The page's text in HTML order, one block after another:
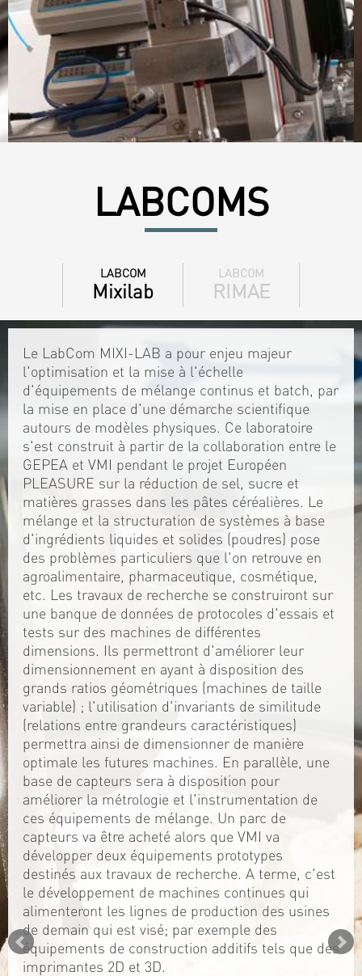
LABCOMS
LABCOM
Mixilab
LABCOM
RIMAE
Le LabCom MIXI-LAB a pour enjeu majeur
l'optimisation et la mise à l'échelle
d'équipements de mélange continus et batch, par
la mise en place d'une démarche scientifique
autours de modèles physiques. Ce laboratoire
s'est construit à partir de la collaboration entre le
GEPEA et VMI pendant le projet Européen
PLEASURE sur la réduction de sel, sucre et
matières grasses dans les pâtes céréalières. Le
mélange et la structuration de systèmes à base
d'ingrédients liquides et solides (poudres) pose
des problèmes particuliers que l'on retrouve en
agroalimentaire, pharmaceutique, cosmétique,
etc. Les travaux de recherche se construiront sur
une banque de données de protocoles d'essais et
tests sur des machines de différentes
dimensions. Ils permettront d'améliorer leur
dimensionnement en ayant à disposition des
grands ratios géométriques (machines de taille
variable) ; l'utilisation d'invariants de similitude
(relations entre grandeurs caractéristiques)
permettra ainsi de dimensionner de manière
optimale les futures machines. En parallèle, une
base de capteurs sera à disposition pour
améliorer la métrologie et l'instrumentation de
ces équipements de mélange. Un parc de
capteurs va être acheté alors que VMI va
développer deux équipements prototypes
destinés aux travaux de recherche. A terme, c'est
le développement de machines continues qui
alimenteront les lignes de production des usines
de demain qui est visé; par exemple des
équipements de construction additifs tels que des
imprimantes 2D et 3D.